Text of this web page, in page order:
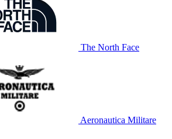
The North Face
Aeronautica Militare